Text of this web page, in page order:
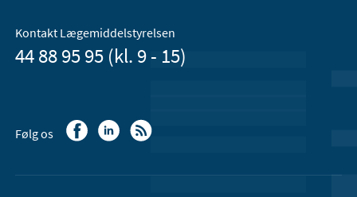
Kontakt Lægemiddelstyrelsen
44 88 95 95 (kl. 9 - 15)
Følg os